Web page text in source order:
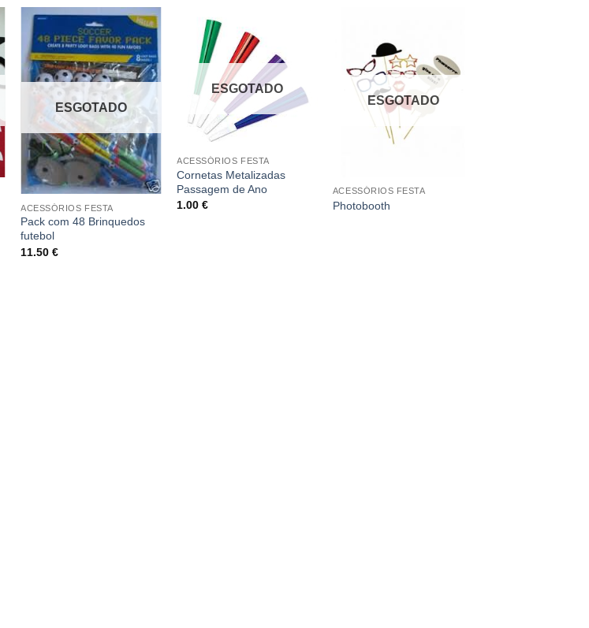
ESGOTADO
ACESSÓRIOS FESTA
Pack com 48 Brinquedos
futebol
11.50€
ESGOTADO
ACESSÓRIOS FESTA
Cornetas Metalizadas
Passagem de Ano
1.00€
ESGOTADO
ACESSÓRIOS FESTA
Photobooth